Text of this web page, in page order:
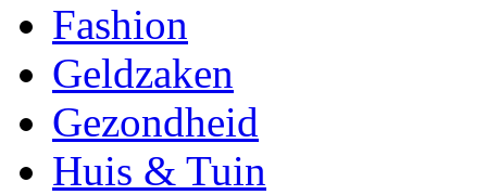
Fashion
Geldzaken
Gezondheid
Huis & Tuin